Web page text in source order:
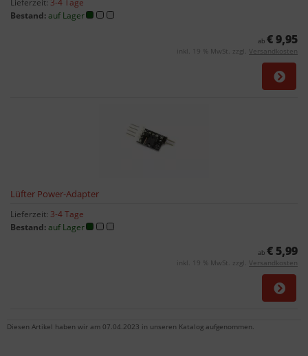
Lieferzeit: 3-4 Tage
Bestand:auf Lager
ab € 9,95
inkl. 19 % MwSt. zzgl. Versandkosten
Lüfter Power-Adapter
Lieferzeit: 3-4 Tage
Bestand:auf Lager
ab € 5,99
inkl. 19 % MwSt. zzgl. Versandkosten
Diesen Artikel haben wir am 07.04.2023 in unseren Katalog aufgenommen.